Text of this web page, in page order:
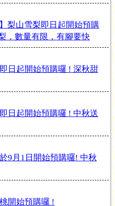
梨山雪梨即日起開始預購
，數量有限，有腳要快
日起開始預購囉 ! 深秋甜
日起開始預購囉 ! 中秋送
9月1日開始預購囉! 中秋
開始預購囉 !